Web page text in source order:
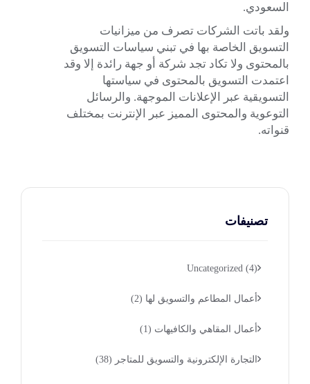
السعودي.
ولقد باتت الشركات تصرف من ميزانيات
التسويق الخاصة بها في تبني سياسات التسويق
بالمحتوى ولا تكاد تجد شركة أو جهة رائدة إلا وقد
اعتمدت التسويق بالمحتوى في سياستها
التسويقية عبر
الإعلانات الموجهة. والرسائل
التوعوية والمحتوى المميز عبر الإنترنت بمختلف
قنواته.
تصنيفات
Uncategorized (4)
أعمال المطاعم والتسويق لها (2)
أعمال المقاهي والكافيهات (1)
التجارة الإلكترونية والتسويق للمتاجر (38)